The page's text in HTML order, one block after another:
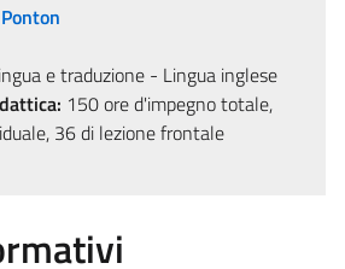
e traduzione - Lingua inglese
150 ore d'impegno totale,
36 di lezione frontale